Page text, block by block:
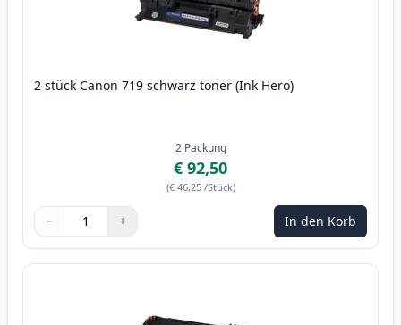
2 stück Canon 719 schwarz toner (Ink Hero)
2 Packung
€ 92,50
(€ 46,25 /Stück)
Menge
Verwenden Sie die Tasten, um anzupassen
− +
Menge 1 In den Korb